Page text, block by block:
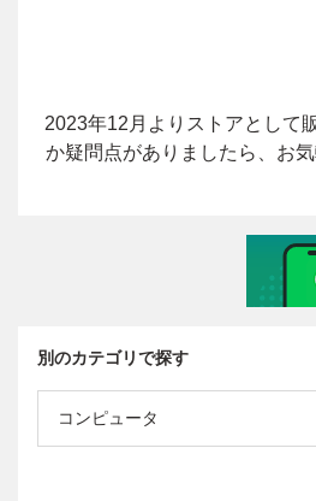
別のカテゴリで探す
コンピュータ